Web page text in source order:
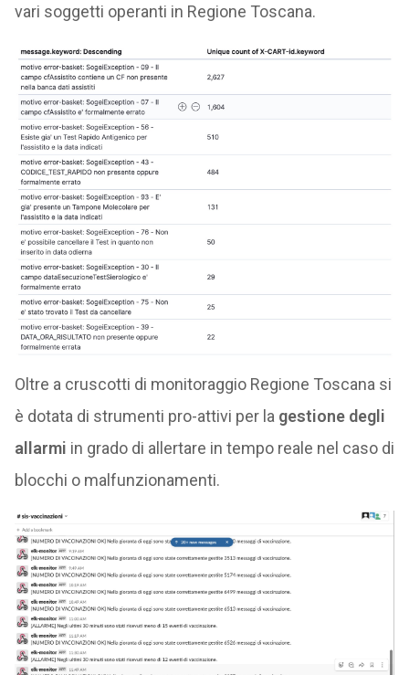
vari soggetti operanti in Regione Toscana.
Oltre a cruscotti di monitoraggio Regione Toscana si
è dotata di strumenti pro-attivi per la gestione degli
allarmi in grado di allertare in tempo reale nel caso di
blocchi o malfunzionamenti.